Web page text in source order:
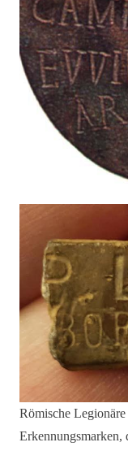
Römische
Erkennungsmarken,